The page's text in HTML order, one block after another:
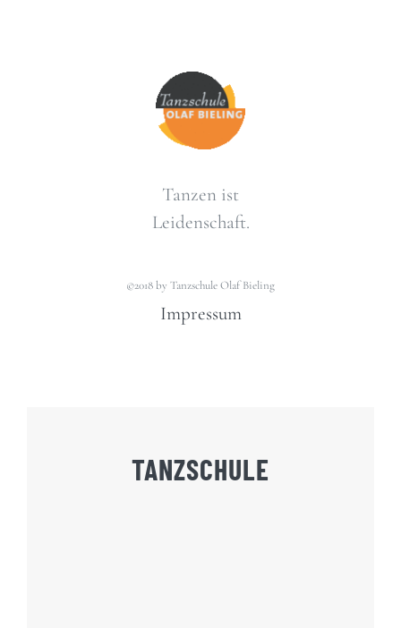
Tanzen ist
Leidenschaft.
©2018 by Tanzschule Olaf Bieling
Impressum
TANZSCHULE